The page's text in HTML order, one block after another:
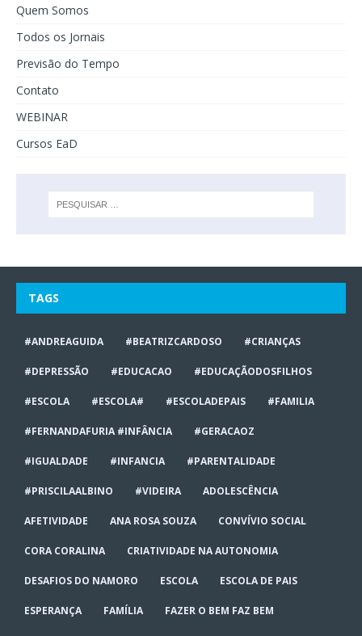
Quem Somos
Todos os Jornais
Previsão do Tempo
Contato
WEBINAR
Cursos EaD
TAGS
#ANDREAGUIDA #BEATRIZCARDOSO #CRIANÇAS
#DEPRESSÃO #EDUCACAO #EDUCAÇÃODOSFILHOS
#ESCOLA #ESCOLA# #ESCOLADEPAIS #FAMILIA
#FERNANDAFURIA #INFÂNCIA #GERACAOZ
#IGUALDADE #INFANCIA #PARENTALIDADE
#PRISCILAALBINO #VIDEIRA ADOLESCÊNCIA
AFETIVIDADE ANA ROSA SOUZA CONVÍVIO SOCIAL
CORA CORALINA CRIATIVIDADE NA AUTONOMIA
DESAFIOS DO NAMORO ESCOLA ESCOLA DE PAIS
ESPERANÇA FAMÍLIA FAZER O BEM FAZ BEM